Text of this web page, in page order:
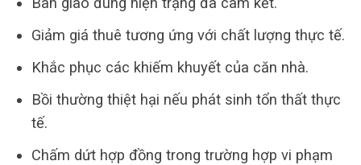
Giảm giá thuê tương ứng với chất lượng thực tế.
Khắc phục các khiếm khuyết của căn nhà.
Bồi thường thiệt hại nếu phát sinh tổn thất thực
tế.
Chấm dứt hợp đồng trong trường hợp vi phạm